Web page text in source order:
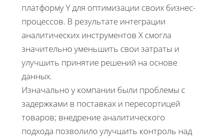
платформу Y для оптимизации своих бизнес-
процессов. В результате интеграции
аналитических инструментов X смогла
значительно уменьшить свои затраты и
улучшить принятие решений на основе
данных.
Изначально у компании были проблемы с
задержками в поставках и пересортицей
товаров; внедрение аналитического
подхода позволило улучшить контроль над